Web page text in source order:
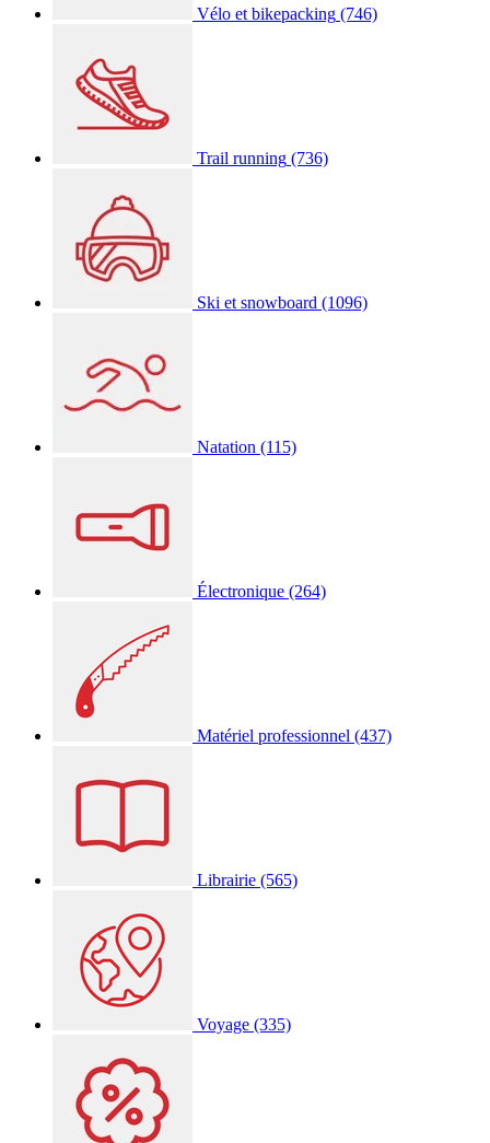
Vélo et bikepacking (746)
Trail running (736)
Ski et snowboard (1096)
Natation (115)
Électronique (264)
Matériel professionnel (437)
Librairie (565)
Voyage (335)